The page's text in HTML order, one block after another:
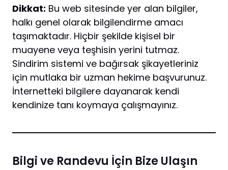
Dikkat: Bu web sitesinde yer alan bilgiler,
halkı genel olarak bilgilendirme amacı
taşımaktadır. Hiçbir şekilde kişisel bir
muayene veya teşhisin yerini tutmaz.
Sindirim sistemi ve bağırsak şikayetleriniz
için mutlaka bir uzman hekime başvurunuz.
İnternetteki bilgilere dayanarak kendi
kendinize tanı koymaya çalışmayınız.
Bilgi ve Randevu İçin Bize Ulaşın